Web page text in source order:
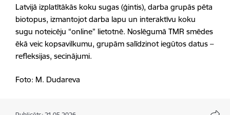
Latvijā izplatītākās koku sugas (ģintis), darba grupās pēta
biotopus, izmantojot darba lapu un interaktīvu koku
sugu noteicēju “online” lietotnē. Noslēgumā TMR smēdes
ēkā veic kopsavilkumu, grupām salīdzinot iegūtos datus –
refleksijas, secinājumi.
Foto: M. Dudareva